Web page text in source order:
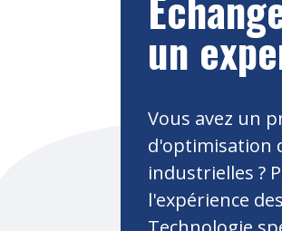
un
Vous avez un
d'optimisation
industrielles ?
l'expérience